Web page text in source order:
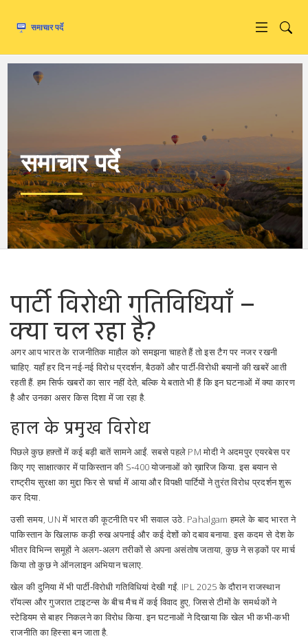
समाचार पर्दे
पार्टी विरोधी गतिविधियाँ –
क्या चल रहा है?
अगर आप भारत के राजनीतिक माहौल को समझना चाहते हैं तो इस टैग पर नजर रखनी
चाहिए. यहाँ हर दिन नई-नई विरोध प्रदर्शन, बैठकों और पार्टी‑विरोधी बयानों की खबरें आती
रहती हैं. हम सिर्फ खबरों का सार नहीं देते, बल्कि ये बताते भी हैं कि इन घटनाओं में क्या कारण
है और उनका असर किस दिशा में जा रहा है.
हाल के प्रमुख विरोध
पिछले कुछ हफ़्तों में कई बड़ी बातें सामने आईं. सबसे पहले PM मोदी ने अदमपुर एयरबेस पर
किए गए साक्षात्कार में पाकिस्तान की S‑400 योजनाओं को ख़ारिज किया. इस बयान से
राष्ट्रीय सुरक्षा का मुद्दा फिर से चर्चा में आया और विपक्षी पार्टियों ने तुरंत विरोध प्रदर्शन शुरू
कर दिया.
उसी समय, UN में भारत की कूटनीति पर भी सवाल उठे. Pahalgam हमले के बाद भारत ने
पाकिस्तान के खिलाफ कड़ी रुख अपनाई और कई देशों को दबाव बनाया. इस कदम से देश के
भीतर विभिन्न समूहों ने अलग‑अलग तरीकों से अपना असंतोष जताया, कुछ ने सड़कों पर मार्च
किया तो कुछ ने ऑनलाइन अभियान चलाए.
खेल की दुनिया में भी पार्टी‑विरोधी गतिविधियां देखी गईं. IPL 2025 के दौरान राजस्थान
रॉयल्स और गुजरात टाइटन्स के बीच मैच में कई विवाद हुए, जिससे टीमों के समर्थकों ने
स्टेडियम से बाहर निकलने का विरोध किया. इन घटनाओं ने दिखाया कि खेल भी कभी‑कभी
राजनीति का हिस्सा बन जाता है.